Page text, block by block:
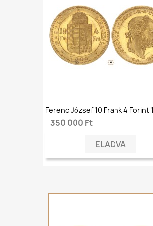
Ferenc József 10 Frank 4 Forint
350 000 Ft
ELADVA